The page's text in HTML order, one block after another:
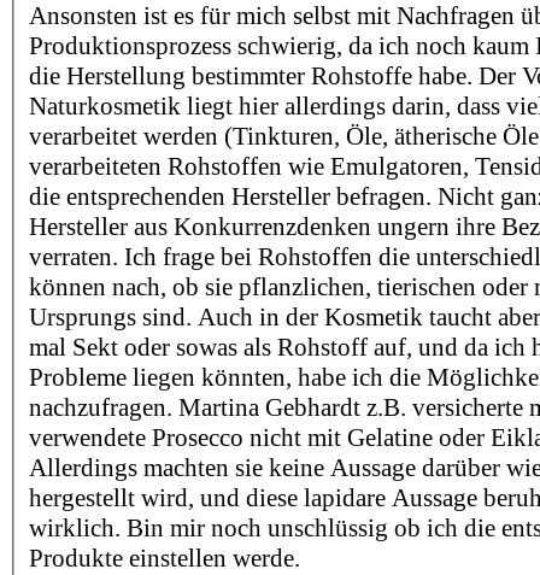
Ansonsten ist es für mich selbst mit Nachfragen
Produktionsprozess schwierig, da ich noch
die Herstellung bestimmter Rohstoffe habe. Der
Naturkosmetik liegt hier allerdings darin, dass
verarbeitet werden (Tinkturen, Öle, ätherische
verarbeiteten Rohstoffen wie Emulgatoren,
die entsprechenden Hersteller befragen. Nicht
Hersteller aus Konkurrenzdenken ungern ihre
verraten. Ich frage bei Rohstoffen die
können nach, ob sie pflanzlichen, tierischen oder
Ursprungs sind. Auch in der Kosmetik taucht
mal Sekt oder sowas als Rohstoff auf, und da ich
Probleme liegen könnten, habe ich die
nachzufragen. Martina Gebhardt z.B. versicherte
verwendete Prosecco nicht mit Gelatine oder
Allerdings machten sie keine Aussage darüber
hergestellt wird, und diese lapidare Aussage
wirklich. Bin mir noch unschlüssig ob ich die
Produkte einstellen werde.